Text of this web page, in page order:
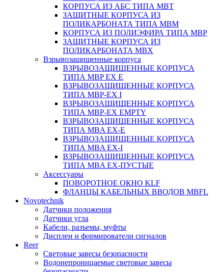
КОРПУСА ИЗ АБС ТИПА MBT
ЗАЩИТНЫЕ КОРПУСА ИЗ
ПОЛИКАРБОНАТА ТИПА MBM
КОРПУСА ИЗ ПОЛИЭФИРА ТИПА MBP
ЗАЩИТНЫЕ КОРПУСА ИЗ
ПОЛИКАРБОНАТА MBX
Взрывозащищенные корпуса
ВЗРЫВОЗАЩИЩЕННЫЕ КОРПУСА
ТИПА MBP EX E
ВЗРЫВОЗАЩИЩЕННЫЕ КОРПУСА
ТИПА MBP-EX I
ВЗРЫВОЗАЩИЩЕННЫЕ КОРПУСА
ТИПА MBP-EX EMPTY
ВЗРЫВОЗАЩИЩЕННЫЕ КОРПУСА
ТИПА MBA EX-E
ВЗРЫВОЗАЩИЩЕННЫЕ КОРПУСА
ТИПА MBA EX-I
ВЗРЫВОЗАЩИЩЕННЫЕ КОРПУСА
ТИПА MBA EX-ПУСТЫЕ
Аксессуары
ПОВОРОТНОЕ ОКНО KLF
ФЛАНЦЫ КАБЕЛЬНЫХ ВВОДОВ MBFL
Novotechnik
Датчики положения
Датчики угла
Кабели, разъемы, муфты
Дисплеи и формирователи сигналов
Reer
Световые завесы безопасности
Водонепроницаемые световые завесы